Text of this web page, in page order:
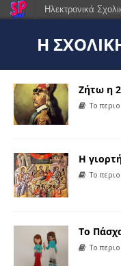
Η
Ζήτω η
Το
Η
Το
Το
Το
Ηλεκτρονικά